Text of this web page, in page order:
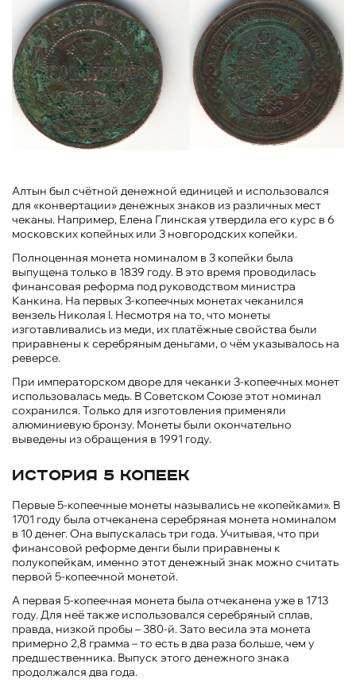
Алтын был счётной денежной единицей и использовался
для «конвертации» денежных знаков из различных мест
чеканы. Например, Елена Глинская утвердила его курс в 6
московских копейных или 3 новгородских копейки.
Полноценная монета номиналом в 3 копейки была
выпущена только в 1839 году. В это время проводилась
финансовая реформа под руководством министра
Канкина. На первых 3-копеечных монетах чеканился
вензель Николая I. Несмотря на то, что монеты
изготавливались из меди, их платёжные свойства были
приравнены к серебряным деньгами, о чём указывалось на
реверсе.
При императорском дворе для чеканки 3-копеечных монет
использовалась медь. В Советском Союзе этот номинал
сохранился. Только для изготовления применяли
алюминиевую бронзу. Монеты были окончательно
выведены из обращения в 1991 году.
История 5 копеек
Первые 5-копеечные монеты назывались не «копейками». В
1701 году была отчеканена серебряная монета номиналом
в 10 денег. Она выпускалась три года. Учитывая, что при
финансовой реформе денги были приравнены к
полукопейкам, именно этот денежный знак можно считать
первой 5-копеечной монетой.
А первая 5-копеечная монета была отчеканена уже в 1713
году. Для неё также использовался серебряный сплав,
правда, низкой пробы – 380-й. Зато весила эта монета
примерно 2,8 грамма – то есть в два раза больше, чем у
предшественника. Выпуск этого денежного знака
продолжался два года.